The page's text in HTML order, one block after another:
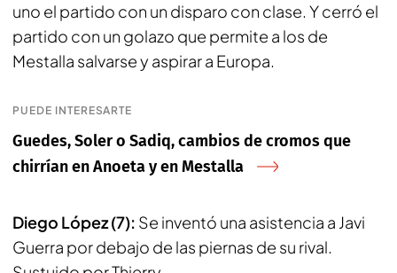
uno el partido con un disparo con clase. Y cerró el
partido con un golazo que permite a los de
Mestalla salvarse y aspirar a Europa.
PUEDE INTERESARTE
Guedes, Soler o Sadiq, cambios de cromos que
chirrían en Anoeta y en Mestalla
Diego López (7): Se inventó una asistencia a Javi
Guerra por debajo de las piernas de su rival.